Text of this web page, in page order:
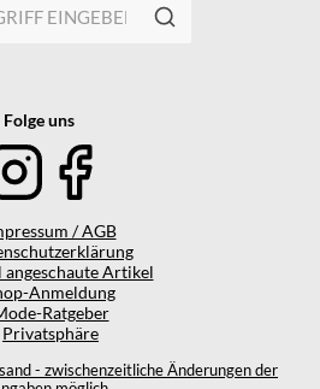
Folge uns
/ AGB
Artikel
Anmeldung
Ratgeber
Privatsphäre
- zwischenzeitliche Änderungen der